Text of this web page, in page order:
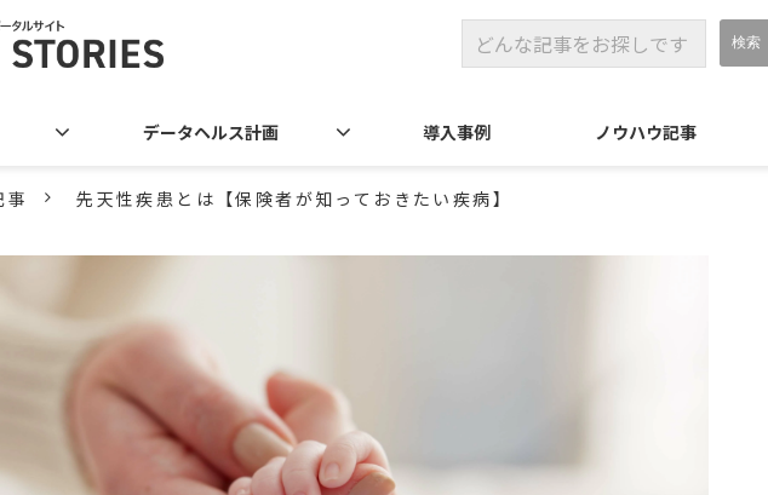
データヘルス計画 導入事例 ノウハウ記事
事 先天性疾患とは【保険者が知っておきたい疾病】